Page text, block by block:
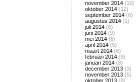
november 2014 (10)
oktober 2014 (12)
september 2014 (6)
augustus 2014 (1)
juli 2014 (6)
juni 2014 (9)
mei 2014 (8)
april 2014 (5)
maart 2014 (6)
februari 2014 (9)
januari 2014 (8)
december 2013 (3)
november 2013 (5)
oktober 2013 (8)